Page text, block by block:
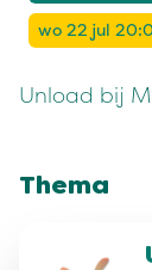
wo 22 jul
Unload bij
Thema